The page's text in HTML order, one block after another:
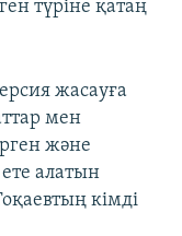
түріне қатаң
жасауға
мен
және
алатын
кімді